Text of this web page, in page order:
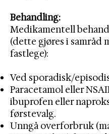
Behandling:
Medikamentell
(dette gjøres i samråd
fastlege):
Ved sporadisk/
Paracetamol eller
ibuprofen eller
førstevalg.
Unngå overforbruk